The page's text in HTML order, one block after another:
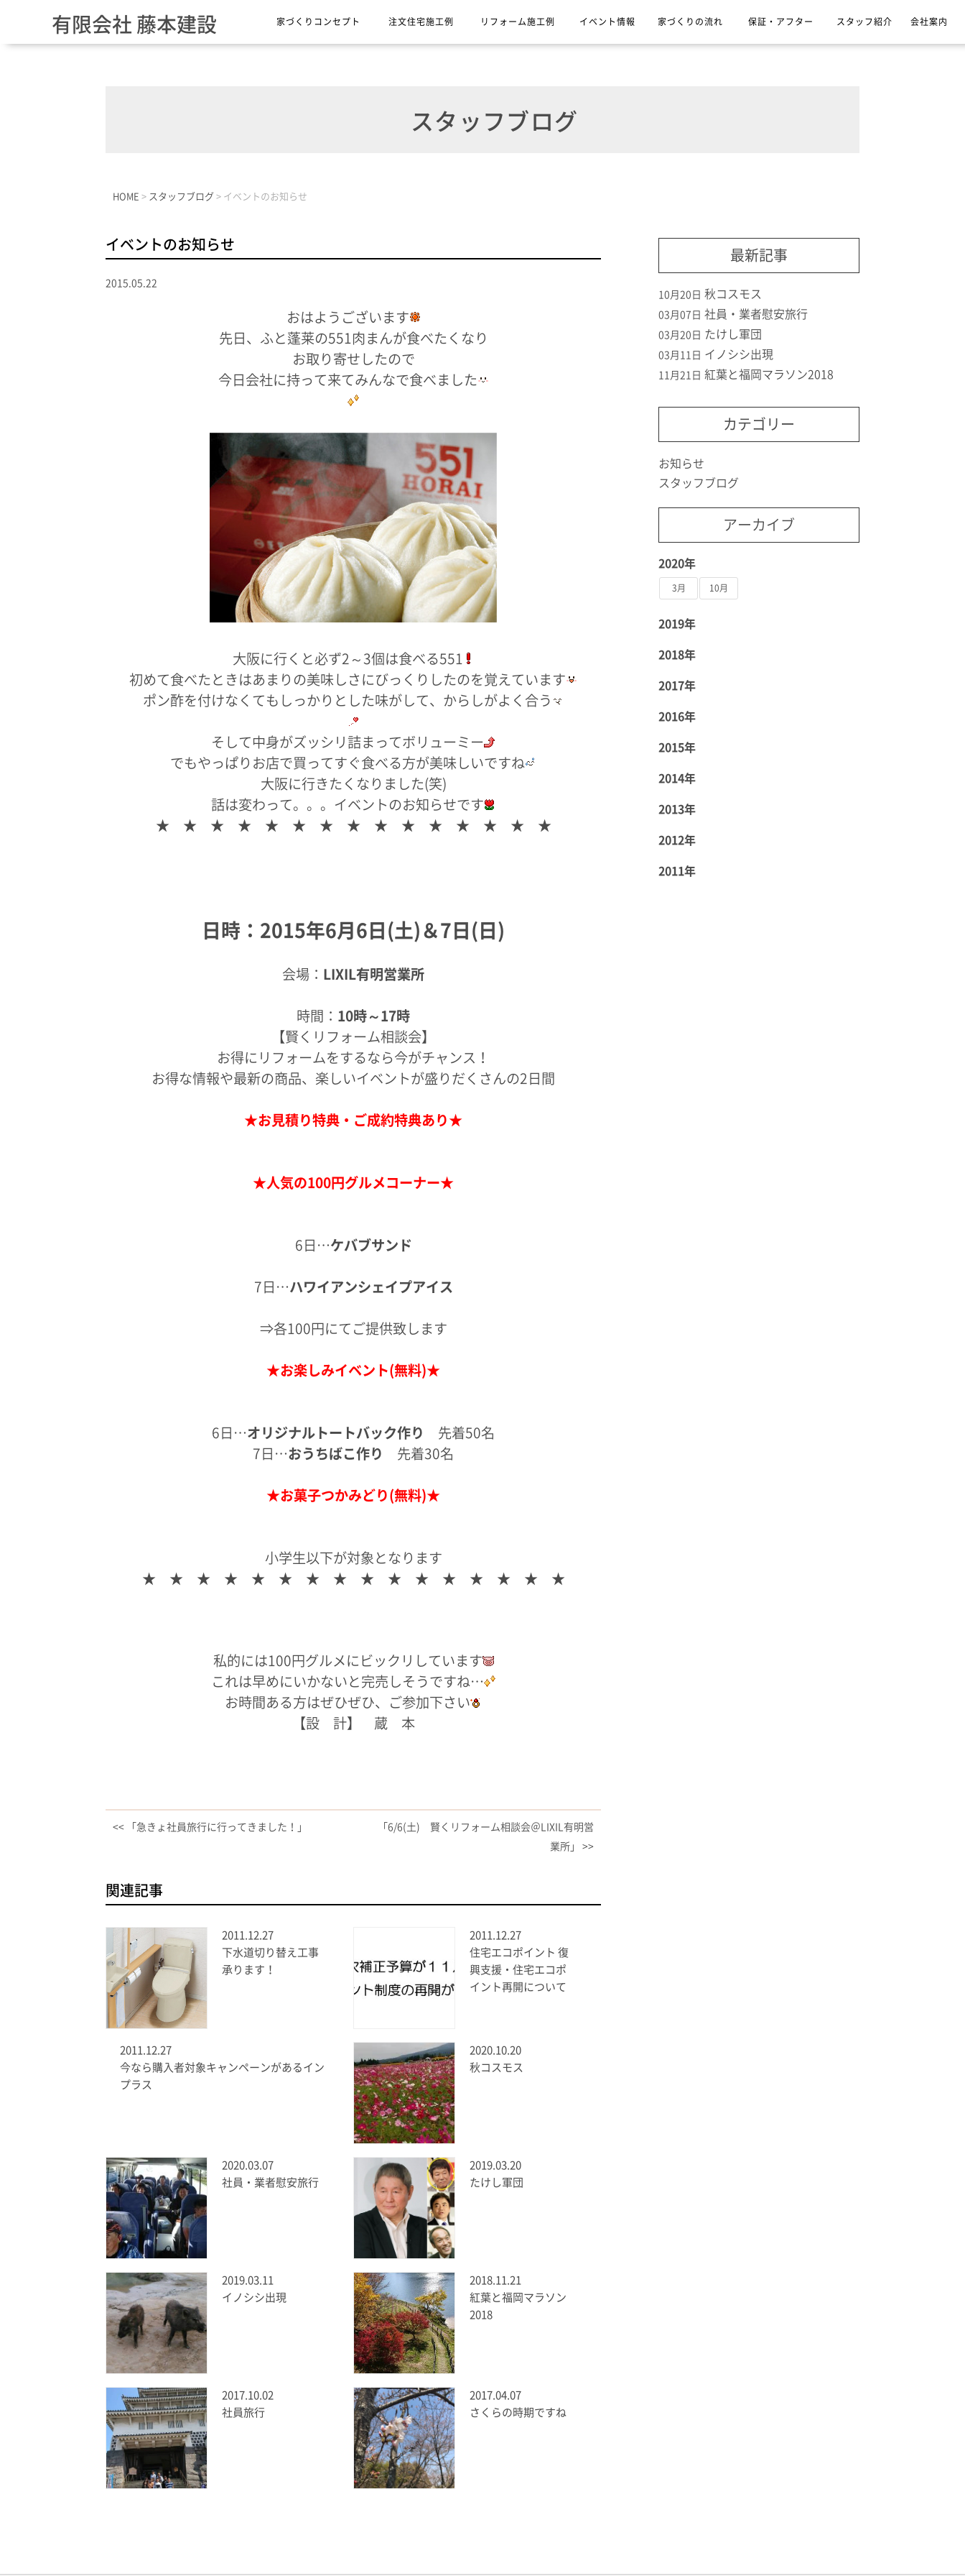
有限会社 藤本建設 家づくりコンセプト 注文住宅施工例 リフォーム施工例 イベント情報 家づくりの流れ 保証・アフター スタッフ紹介 会社案内
スタッフブログ
HOME > スタッフブログ > イベントのお知らせ
イベントのお知らせ
2015.05.22
おはようございます
先日、ふと蓬莱の551肉まんが食べたくなり
お取り寄せしたので
今日会社に持って来てみんなで食べました
大阪に行くと必ず2～3個は食べる551
初めて食べたときはあまりの美味しさにびっくりしたのを覚えています
ポン酢を付けなくてもしっかりとした味がして、からしがよく合う
そして中身がズッシリ詰まってボリューミー
でもやっぱりお店で買ってすぐ食べる方が美味しいですね
大阪に行きたくなりました(笑)
話は変わって。。。イベントのお知らせです
★ ★ ★ ★ ★ ★ ★ ★ ★ ★ ★ ★ ★ ★ ★
日時：2015年6月6日(土)＆7日(日)
会場： LIXIL有明営業所
時間： 10時～17時
【賢くリフォーム相談会】
お得にリフォームをするなら今がチャンス！
お得な情報や最新の商品、楽しいイベントが盛りだくさんの2日間
★お見積り特典・ご成約特典あり★
★人気の100円グルメコーナー★
6日…ケバブサンド
7日… ハワイアンシェイプアイス
⇒各100円にてご提供致します
★お楽しみイベント(無料)★
6日…オリジナルトートバック作り
先着50名
7日…おうちばこ作り 先着30名
★お菓子つかみどり(無料)★
小学生以下が対象となります
★ ★ ★ ★ ★ ★ ★ ★ ★ ★ ★ ★ ★ ★ ★ ★
私的には100円グルメにビックリしています
これは早めにいかないと完売しそうですね…
お時間ある方はぜひぜひ、ご参加下さい
【設 計】 蔵 本
<< 「急きょ社員旅行に行ってきました！」
「6/6(土) 賢くリフォーム相談会＠LIXIL有明営
業所」 >>
関連記事
2011.12.27
下水道切り替え工事
承ります！
2011.12.27
住宅エコポイント 復
興支援・住宅エコポ
イント再開について
2011.12.27
今なら購入者対象キャンペーンがあるイン
プラス
2020.10.20
秋コスモス
2020.03.07
社員・業者慰安旅行
2019.03.20
たけし軍団
2019.03.11
イノシシ出現
2018.11.21
紅葉と福岡マラソン
2018
2017.10.02
社員旅行
2017.04.07
さくらの時期ですね
最新記事
10月20日 秋コスモス
03月07日 社員・業者慰安旅行
03月20日 たけし軍団
03月11日 イノシシ出現
11月21日 紅葉と福岡マラソン2018
カテゴリー
お知らせ
スタッフブログ
アーカイブ
2020年
3月 10月
2019年
2018年
2017年
2016年
2015年
2014年
2013年
2012年
2011年